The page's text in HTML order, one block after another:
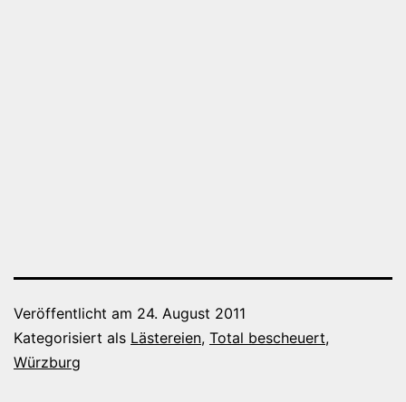
Veröffentlicht am 24. August 2011
Kategorisiert als Lästereien, Total bescheuert,
Würzburg